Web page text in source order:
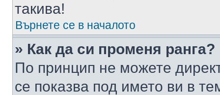
такива!
Върнете се в началото
» Как да си променя ранга?
По принцип не можете
се показва под името ви в